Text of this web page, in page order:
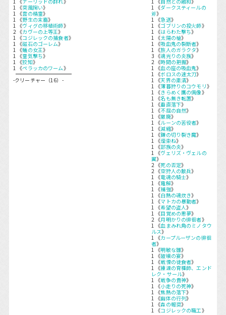
1 《突風掬い》
1 《雲の精霊》
1 《野生の末裔》
1 《ヴィグの移植術師》
2 《カヴーの上等王》
1 《コジレックの捕食者》
1 《磁石のゴーレム》
1 《蟻の女王》
1 《霊気撃ち》
1 《狡知》
1 《ペラッカのワーム》
-クリーチャー（16）-
1 《ダークスティールの
斧》
1 《急送》
1 《ゴブリンの投火師》
1 《はらわた撃ち》
1 《太陽の槍》
1 《吸血鬼の裂断者》
1 《旅人のガラクタ》
3 《魂光りの炎族》
2 《時間の把握》
1 《血の座の吸血鬼》
1 《ボロスの速太刀》
1 《天界の粛清》
1 《薄暮狩りのコウモリ》
1 《きらめく鷹の偶像》
1 《名も無き転置》
1 《垂直落下》
1 《不屈の自然》
1 《撤廃》
1 《ルーンの苦役者》
1 《減縮》
1 《鎌の切り裂き魔》
1 《煙束ね》
1 《部族の炎》
1 《ヴェリズ・ヴェルの
翼》
2 《死の否定》
2 《空狩人の散兵》
1 《竜魂の騎士》
1 《電解》
1 《補強》
1 《白熱の魂炊き》
1 《マトカの暴動者》
1 《希望の盗人》
1 《目覚めの悪夢》
2 《月明かりの徘徊者》
1 《血まみれ角のミノタウ
ルス》
1 《カープルーザンの徘徊
者》
1 《明敏な雛》
1 《破壊の宴》
1 《戦慄の徒食者》
1 《練達の育種師、エンド
レク・サール》
1 《戦争の貴神》
1 《小走りの死神》
1 《焦熱の落下》
1 《幽体の行列》
1 《森の報奨》
1 《コジレックの職工》